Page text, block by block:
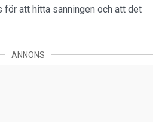
för att hitta sanningen och att det
ANNONS